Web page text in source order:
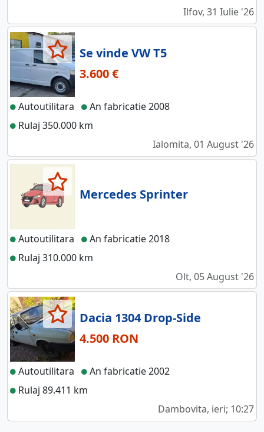
Ilfov, 31 Iulie '26
Se vinde VW T5
3.600 €
Autoutilitara
An fabricatie 2008
Rulaj 350.000 km
Ialomita, 01 August '26
Mercedes Sprinter
Autoutilitara
An fabricatie 2018
Rulaj 310.000 km
Olt, 05 August '26
Dacia 1304 Drop-Side
4.500 RON
Autoutilitara
An fabricatie 2002
Rulaj 89.411 km
Dambovita, ieri; 10:27